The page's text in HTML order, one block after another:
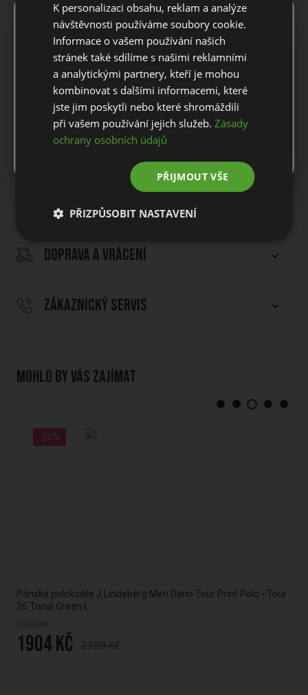
Výkonnostní polo triko z kolekce Tour vyrobené z TX žerzeje -
limitovaná edice.
Polo triko Bridger Tour kombinuje výkon s čistými liniemi. Je
vyrobeno z rychleschnoucí, elastické tkaniny a nabízí naprostou
svobodu pohybu a dlouhotrvající pohodlí. Ostrý límec a na tělo
přizpůsobený střih zajišťují elegantní vzhled, díky čemuž je
všestranné pro soutěžní hru nebo volné oblékání mimo hřiště.
Silikonové logo Bridge na hrudi a krku. Žebrované rukávy a
zahnutý spodní díl s dvojitým stehem. Zapínání na knoflíky. Pás
s potiskem v designu letošní kolekce Augusta Tour na hrudi se
DOPRAVA A VRÁCENÍ
ZÁKAZNICKÝ SERVIS
Mohlo by vás zajímat
-20%
Pánská polokošile J.Lindeberg Men Dario Tour Print Polo - Tour
26 Tonal Green L
Skladem
1904 Kč 2380 Kč
Notice
For European orders outside Slovakia and Czech Republic,
please use our European website.
Stay on this website
Go to European website
K personalizaci obsahu, reklam a analýze
návštěvnosti používáme soubory cookie.
Informace o vašem používání našich
stránek také sdílíme s našimi reklamními
a analytickými partnery, kteří je mohou
kombinovat s dalšími informacemi, které
jste jim poskytli nebo které shromáždili
při vašem používání jejich služeb.Zásady
ochrany osobních údajů
PŘIJMOUT VŠE
PŘIZPŮSOBIT NASTAVENÍ